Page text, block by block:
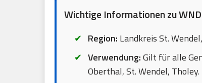
Wichtige Informationen zu
Region: Landkreis St.
Verwendung:Gilt für alle
Oberthal, St. Wendel, Tholey.